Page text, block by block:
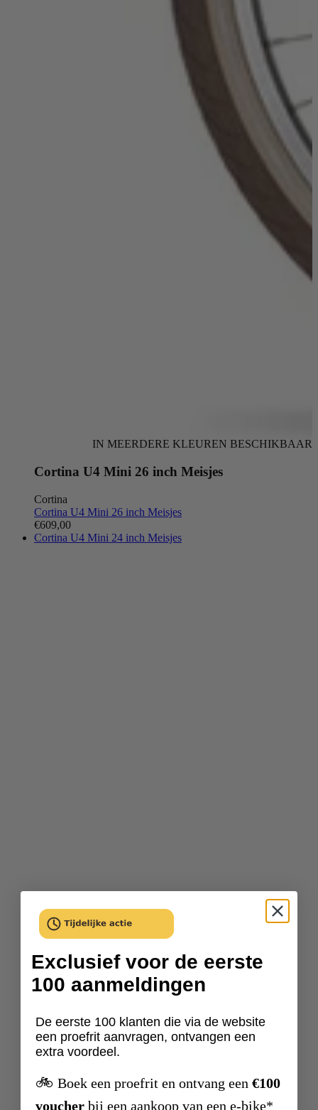
IN MEERDERE KLEUREN BESCHIKBAAR
Cortina U4 Mini 26 inch Meisjes
Cortina
Cortina U4 Mini 26 inch Meisjes
€609,00
Cortina U4 Mini 24 inch Meisjes
Exclusief voor de eerste
100 aanmeldingen
De eerste 100 klanten die via de website
een proefrit aanvragen, ontvangen een
extra voordeel.
🚲 Boek een proefrit en ontvang een €100
voucher bij een aankoop van een e-bike*